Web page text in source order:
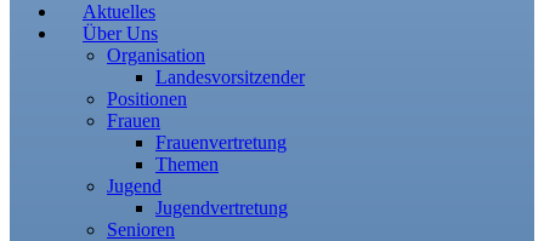
Aktuelles
Über Uns
Organisation
Landesvorsitzender
Positionen
Frauen
Frauenvertretung
Themen
Jugend
Jugendvertretung
Senioren